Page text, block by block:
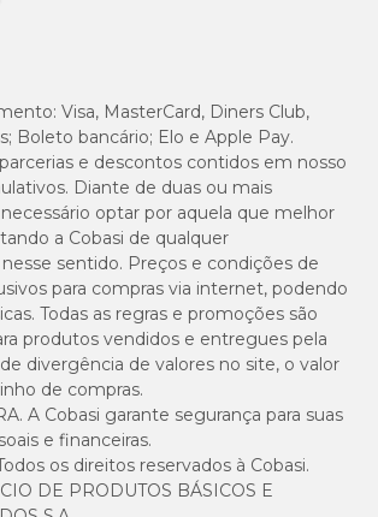
Visa, MasterCard, Diners Club,
Boleto bancário; Elo e Apple Pay.
e descontos contidos em nosso
Diante de duas ou mais
optar por aquela que melhor
a Cobasi de qualquer
sentido. Preços e condições de
para compras via internet, podendo
Todas as regras e promoções são
produtos vendidos e entregues pela
divergência de valores no site, o valor
de compras.
A Cobasi garante segurança para suas
e financeiras.
os direitos reservados à Cobasi.
DE PRODUTOS BÁSICOS E